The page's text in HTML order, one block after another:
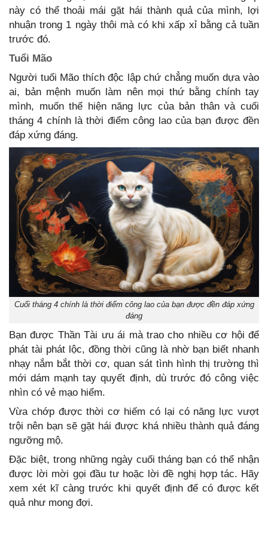
này có thể thoải mái gặt hái thành quả của mình, lợi
nhuận trong 1 ngày thôi mà có khi xấp xỉ bằng cả tuần
trước đó.
Tuổi Mão
Người tuổi Mão thích độc lập chứ chẳng muốn dựa vào
ai, bản mệnh muốn làm nên mọi thứ bằng chính tay
mình, muốn thể hiện năng lực của bản thân và cuối
tháng 4 chính là thời điểm công lao của bạn được đền
đáp xứng đáng.
Cuối tháng 4 chính là thời điểm công lao của bạn được đền đáp xứng
đáng
Bạn được Thần Tài ưu ái mà trao cho nhiều cơ hội để
phát tài phát lộc, đồng thời cũng là nhờ bạn biết nhanh
nhạy nắm bắt thời cơ, quan sát tình hình thị trường thì
mới dám mạnh tay quyết định, dù trước đó công việc
nhìn có vẻ mạo hiểm.
Vừa chớp được thời cơ hiếm có lại có năng lực vượt
trội nên bạn sẽ gặt hái được khá nhiều thành quả đáng
ngưỡng mộ.
Đặc biệt, trong những ngày cuối tháng bạn có thể nhận
được lời mời gọi đầu tư hoặc lời đề nghị hợp tác. Hãy
xem xét kĩ càng trước khi quyết định để có được kết
quả như mong đợi.